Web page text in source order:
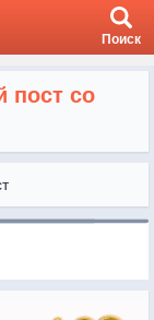
Поиск
пост со